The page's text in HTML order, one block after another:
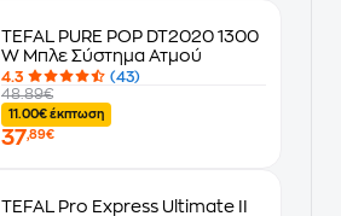
TEFAL PURE POP DT2020 1300
W Μπλε Σύστημα Ατμού
4.3
(43)
48.89€
11.00€ έκπτωση
37,89€
TEFAL Pro Express Ultimate II